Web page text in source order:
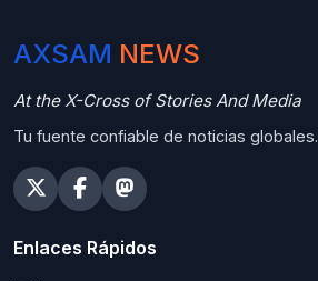
AXSAM NEWS
At the X-Cross of Stories And Media
Tu fuente confiable de noticias globales.
Enlaces Rápidos